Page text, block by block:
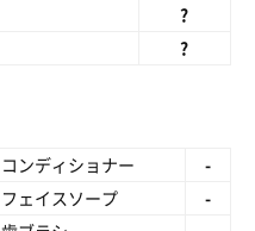
?
?
コンディショナー
-
フェイスソープ
-